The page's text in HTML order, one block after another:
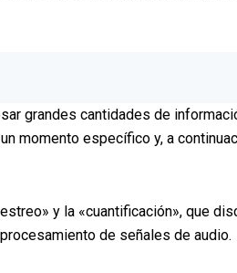
grandes cantidades de
momento específico y, a
y la «cuantificación», que
de señales de audio.